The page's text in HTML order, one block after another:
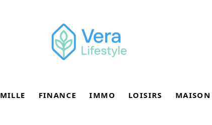
FINANCE IMMO LOISIRS MAISON